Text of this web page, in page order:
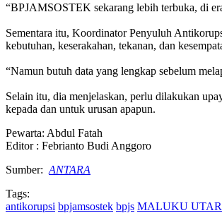
“BPJAMSOSTEK sekarang lebih terbuka, di
Sementara itu, Koordinator Penyuluh
kebutuhan, keserakahan, tekanan, dan
“Namun butuh data yang lengkap sebelum
Selain itu, dia menjelaskan, perlu dilakukan
kepada dan untuk urusan apapun.
Pewarta: Abdul Fatah
Editor : Febrianto Budi Anggoro
Sumber: ANTARA
Tags:
antikorupsi bpjamsostek bpjs MALUKU